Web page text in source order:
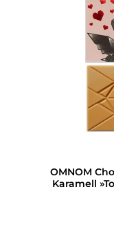
OMNOM
Karamell